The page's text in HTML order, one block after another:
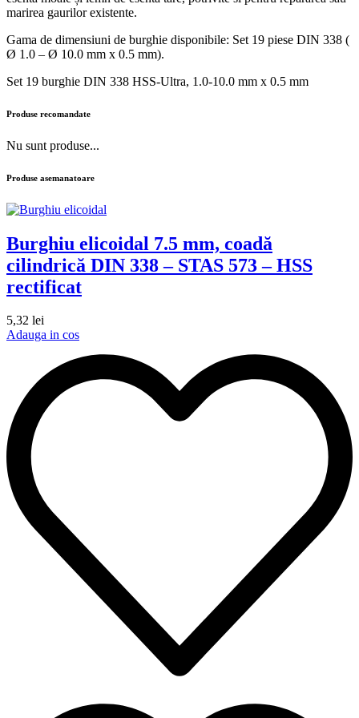
marirea gaurilor existente.
Gama de dimensiuni de burghie disponibile: Set 19 piese DIN 338 (
Ø 1.0 – Ø 10.0 mm x 0.5 mm).
Set 19 burghie DIN 338 HSS-Ultra, 1.0-10.0 mm x 0.5 mm
Produse recomandate
Nu sunt produse...
Produse asemanatoare
Burghiu elicoidal 7.5 mm, coadă
cilindrică DIN 338 – STAS 573 – HSS
rectificat
5,32 lei
Adauga in cos